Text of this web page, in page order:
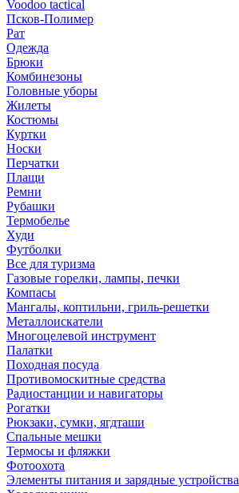
Voodoo tactical
Псков-Полимер
Рат
Одежда
Брюки
Комбинезоны
Головные уборы
Жилеты
Костюмы
Куртки
Носки
Перчатки
Плащи
Ремни
Рубашки
Термобелье
Худи
Футболки
Все для туризма
Газовые горелки, лампы, печки
Компасы
Мангалы, коптильни, гриль-решетки
Металлоискатели
Многоцелевой инструмент
Палатки
Походная посуда
Противомоскитные средства
Радиостанции и навигаторы
Рогатки
Рюкзаки, сумки, ягдташи
Спальные мешки
Термосы и фляжки
Фотоохота
Элементы питания и зарядные устройства